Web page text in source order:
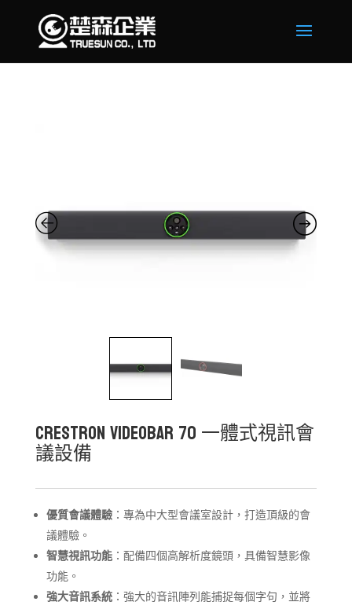
Crestron Videobar 70 一體式視訊會
議設備
優質會議體驗：專為中大型會議室設計，打造頂級的會
議體驗。
智慧視訊功能：配備四個高解析度鏡頭，具備智慧影像
功能。
強大音訊系統：強大的音訊陣列能捕捉每個字句，並將